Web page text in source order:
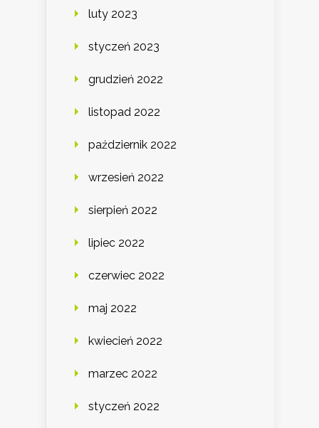
luty 2023
styczeń 2023
grudzień 2022
listopad 2022
październik 2022
wrzesień 2022
sierpień 2022
lipiec 2022
czerwiec 2022
maj 2022
kwiecień 2022
marzec 2022
styczeń 2022